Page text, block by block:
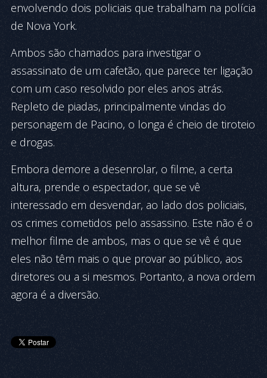
envolvendo dois policiais que trabalham na polícia
de Nova York.
Ambos são chamados para investigar o
assassinato de um cafetão, que parece ter ligação
com um caso resolvido por eles anos atrás.
Repleto de piadas, principalmente vindas do
personagem de Pacino, o longa é cheio de tiroteio
e drogas.
Embora demore a desenrolar, o filme, a certa
altura, prende o espectador, que se vê
interessado em desvendar, ao lado dos policiais,
os crimes cometidos pelo assassino. Este não é o
melhor filme de ambos, mas o que se vê é que
eles não têm mais o que provar ao público, aos
diretores ou a si mesmos. Portanto, a nova ordem
agora é a diversão.